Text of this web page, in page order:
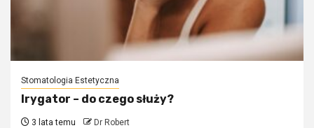
Stomatologia Estetyczna
Irygator – do czego służy?
3 lata temu Dr Robert